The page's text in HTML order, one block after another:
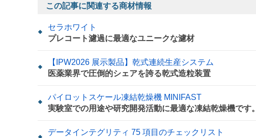
この記事に関連する商材情報
セラホワイト
プレコート濾過に最適なユニークな濾材
【IPW2026 展示製品】乾式連続生産システム
医薬業界で圧倒的シェアを誇る乾式造粒装置
パイロットスケール凍結乾燥機 MINIFAST
実験室での用途や研究開発活動に最適な凍結乾燥機です。
データインテグリティ 75 項目のチェックリスト